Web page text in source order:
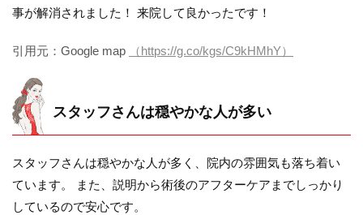
事が解消されました！ 来院して良かったです！
引用元：Google map （https://g.co/kgs/C9kHMhY）
スタッフさんは穏やかな人が多い
スタッフさんは穏やかな人が多く、院内の雰囲気も落ち着い
ています。 また、説明から術後のアフターケアまでしっかり
しているので安心です。